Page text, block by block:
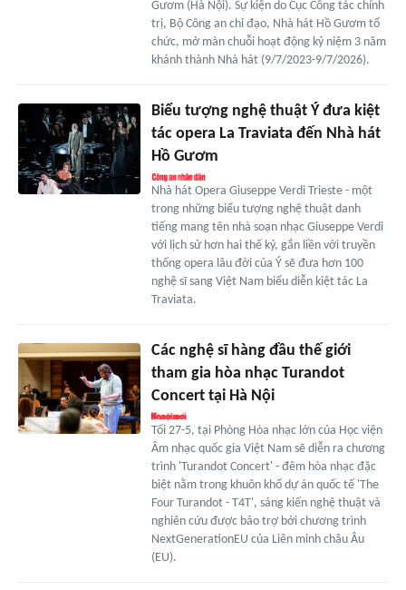
Gươm (Hà Nội). Sự kiện do Cục Công tác chính
trị, Bộ Công an chỉ đạo, Nhà hát Hồ Gươm tổ
chức, mở màn chuỗi hoạt động kỷ niệm 3 năm
khánh thành Nhà hát (9/7/2023-9/7/2026).
Biểu tượng nghệ thuật Ý đưa kiệt
tác opera La Traviata đến Nhà hát
Hồ Gươm
Nhà hát Opera Giuseppe Verdi Trieste - một
trong những biểu tượng nghệ thuật danh
tiếng mang tên nhà soạn nhạc Giuseppe Verdi
với lịch sử hơn hai thế kỷ, gắn liền với truyền
thống opera lâu đời của Ý sẽ đưa hơn 100
nghệ sĩ sang Việt Nam biểu diễn kiệt tác La
Traviata.
Các nghệ sĩ hàng đầu thế giới
tham gia hòa nhạc Turandot
Concert tại Hà Nội
Tối 27-5, tại Phòng Hòa nhạc lớn của Học viện
Âm nhạc quốc gia Việt Nam sẽ diễn ra chương
trình 'Turandot Concert' - đêm hòa nhạc đặc
biệt nằm trong khuôn khổ dự án quốc tế 'The
Four Turandot - T4T', sáng kiến nghệ thuật và
nghiên cứu được bảo trợ bởi chương trình
NextGenerationEU của Liên minh châu Âu
(EU).